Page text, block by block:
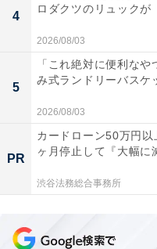
1位：登別温泉／90票
日本屈指の泉質を誇る
登別温泉が堂々の1位に
4
ロダクツのリュックが
2026/08/03
5
「これ絶対に便利な
み式ランドリーバスケ
2026/08/03
PR
カードローン50万円
ヶ月停止して『大幅に
渋谷法務総合事務所